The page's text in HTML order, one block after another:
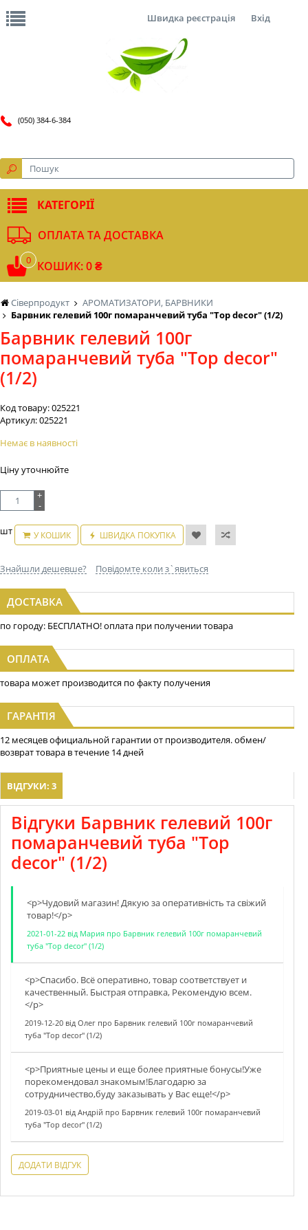
Сіверпродукт
АРОМАТИЗАТОРИ, БАРВНИКИ
Барвник гелевий 100г помаранчевий туба "Top decor" (1/2)
Барвник гелевий 100г
помаранчевий туба "Top decor"
(1/2)
Код товару:025221
Артикул:025221
Немає в наявності
Ціну уточнюйте
+
-
шт У КОШИК ШВИДКА ПОКУПКА
Знайшли дешевше? Повідомте коли з`явиться
ДОСТАВКА
по городу: БЕСПЛАТНО! оплата при получении товара
ОПЛАТА
товара может производится по факту получения
ГАРАНТІЯ
12 месяцев официальной гарантии от производителя. обмен/
возврат товара в течение 14 дней
ВІДГУКИ: 3
Відгуки Барвник гелевий 100г
помаранчевий туба "Top
decor" (1/2)
<p>Чудовий магазин! Дякую за оперативнiсть та свiжий
товар!</p>
2021-01-22 від Мария про Барвник гелевий 100г помаранчевий
туба "Top decor" (1/2)
<p>Спасибо. Всё оперативно, товар соответствует и
качественный. Быстрая отправка, Рекомендую всем.
</p>
2019-12-20 від Олег про Барвник гелевий 100г помаранчевий
туба "Top decor" (1/2)
<p>Приятные цены и еще более приятные бонусы!Уже
порекомендовал знакомым!Благодарю за
сотрудничество,буду заказывать у Вас еще!</p>
2019-03-01 від Андрій про Барвник гелевий 100г помаранчевий
туба "Top decor" (1/2)
ДОДАТИ ВІДГУК
Швидка реєстрація Вхід
(050) 384-6-384
КАТЕГОРІЇ
ОПЛАТА ТА ДОСТАВКА
0 КОШИК: 0 ₴